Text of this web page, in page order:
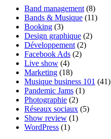
Band management (8)
Bands & Musique (11)
Booking (3)
Design graphique (2)
Développement (2)
Facebook Ads (2)
Live show (4)
Marketing (18)
Musique business 101 (41)
Pandemic Jams (1)
Photographie (2)
Réseaux sociaux (5)
Show review (1)
WordPress (1)